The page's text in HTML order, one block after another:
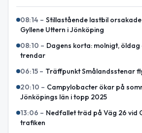
08:14 – Stillastående lastbil
Gyllene Uttern i Jönköping
08:10 – Dagens korta: molnigt, öldag
trendar
06:15 – Träffpunkt Smålandsstenar
20:10 – Campylobacter ökar på
Jönköpings län i topp 2025
13:06 – Nedfallet träd på Väg 26 vid
trafiken